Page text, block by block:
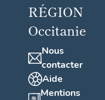
RÉGION
Occitanie
Nous
contacter
Aide
Mentions